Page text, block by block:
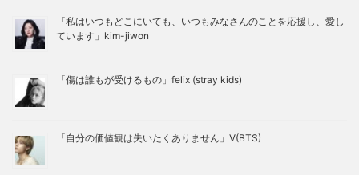
「私はいつもどこにいても、いつもみなさんのことを応援し、愛し
ています」kim-jiwon
「傷は誰もが受けるもの」felix (stray kids)
「自分の価値観は失いたくありません」V(BTS)